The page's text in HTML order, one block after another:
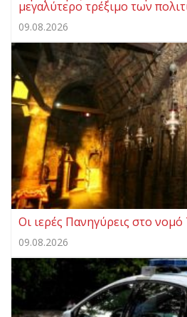
μεγαλύτερο τρέξιμο των
09.08.2026
Οι ιερές Πανηγύρεις στο
09.08.2026